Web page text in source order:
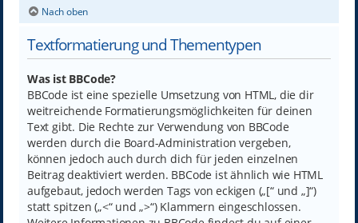
Nach oben
Textformatierung und Thementypen
Was ist BBCode?
BBCode ist eine spezielle Umsetzung von HTML, die dir
weitreichende Formatierungsmöglichkeiten für deinen
Text gibt. Die Rechte zur Verwendung von BBCode
werden durch die Board-Administration vergeben,
können jedoch auch durch dich für jeden einzelnen
Beitrag deaktiviert werden. BBCode ist ähnlich wie HTML
aufgebaut, jedoch werden Tags von eckigen („[“ und „]“)
statt spitzen („<“ und „>“) Klammern eingeschlossen.